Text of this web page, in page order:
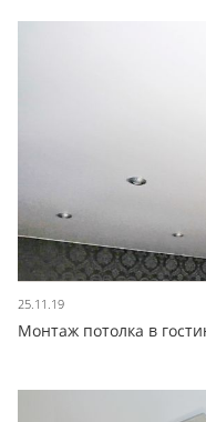
25.11.19
Монтаж потолка в